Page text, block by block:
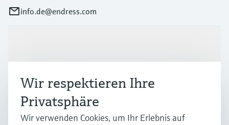
info.de@endress.com
Branchen
Support
Wir respektieren Ihre
Privatsphäre
Wir verwenden Cookies, um Ihr Erlebnis auf